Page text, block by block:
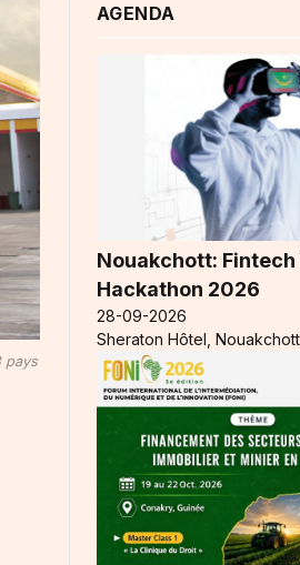
pays
AGENDA
Nouakchott:
Hackathon 2026
28-09-2026
Sheraton Hôtel,